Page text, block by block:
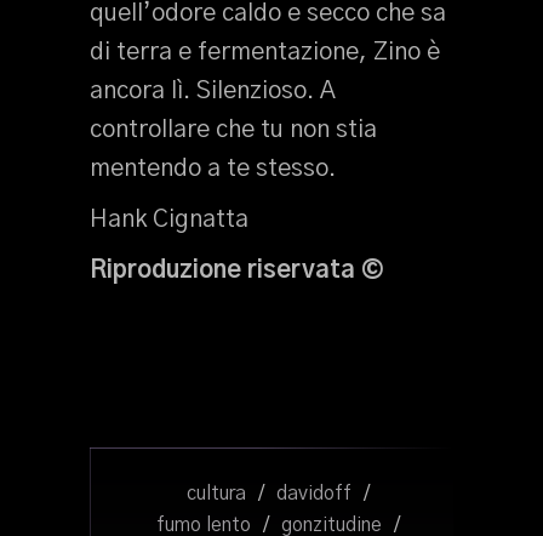
quell’odore caldo e secco che sa
di terra e fermentazione, Zino è
ancora lì. Silenzioso. A
controllare che tu non stia
mentendo a te stesso.
Hank Cignatta
Riproduzione riservata ©
cultura / davidoff
/
fumo lento
/ gonzitudine
/